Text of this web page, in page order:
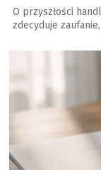
O przyszłości
zdecyduje
a